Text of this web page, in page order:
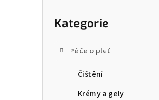
P
Přeskočit
kategorie
Kategorie
Péče o pleť
Čištění
Krémy a gely